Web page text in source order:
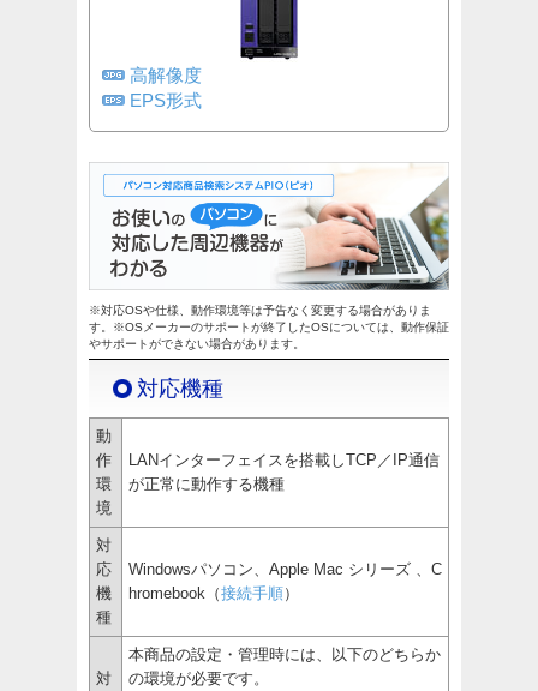
高解像度
EPS形式
※対応OSや仕様、動作環境等は予告なく変更する場合がありま
す。※OSメーカーのサポートが終了したOSについては、動作保証
やサポートができない場合があります。
対応機種
動
作
環
境
LANインターフェイスを搭載しTCP／IP通信
が正常に動作する機種
対
応
機
種
Windowsパソコン、Apple Mac シリーズ 、C
hromebook（接続手順）
対
本商品の設定・管理時には、以下のどちらか
の環境が必要です。